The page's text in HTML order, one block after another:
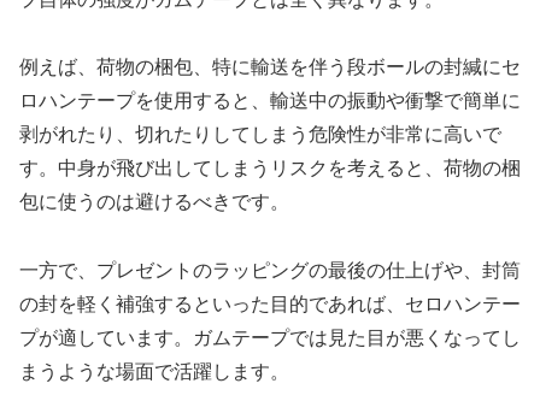
例えば、荷物の梱包、特に輸送を伴う段ボールの封緘にセ
ロハンテープを使用すると、輸送中の振動や衝撃で簡単に
剥がれたり、切れたりしてしまう危険性が非常に高いで
す。中身が飛び出してしまうリスクを考えると、荷物の梱
包に使うのは避けるべきです。
一方で、プレゼントのラッピングの最後の仕上げや、封筒
の封を軽く補強するといった目的であれば、セロハンテー
プが適しています。ガムテープでは見た目が悪くなってし
まうような場面で活躍します。